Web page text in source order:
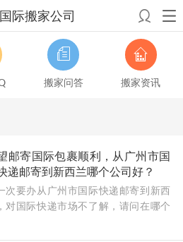
际搬家公司
市国际快递邮寄到新西兰哪个公司好？
么做？注意事项有哪些？
青岛市国际
些搬家方案？大连市国际搬家服务到中
分享搬家经历吗？
从长沙市国际快递邮
哪种好？
搬家：家具海运到奥克兰怎么样能省
西兰旺格雷有点不一样 北京私人物品运
家？上海移民搬家到塞浦路斯，国际搬
，如何打包才能对国际长途运输放心？
托运到美国从上海市托运到澳大利亚
搬家问答 搬家资讯
邮寄国际包裹顺利，从广州市国
递邮寄到新西兰哪个公司好？
次要办从广州市国际快递邮寄到新西
对国际快递市场不了解，请问在哪个